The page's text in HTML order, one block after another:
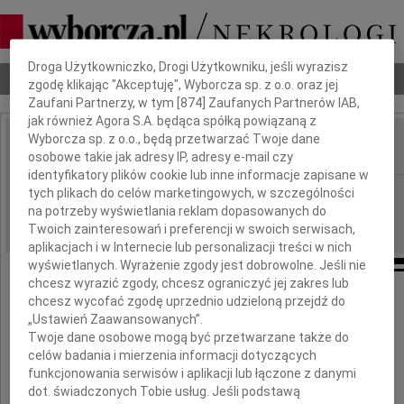
Nekrologi Odeszli Poradnik pogrzebowy
IMIĘ I NAZWISKO:
REGION: Katowice
DATA EMISJI: 28.02.2022
Pani
dr Dorocie Machnik
Zastępcy Dyrektora
Dbamy o Twoją prywatność
Droga Użytkowniczko, Drogi Użytkowniku, jeśli wyrazisz
zgodę klikając "Akceptuję", Wyborcza sp. z o.o. oraz jej
Zaufani Partnerzy, w tym [874 ] Zaufanych Partnerów IAB,
jak również Agora S.A. będąca spółką powiązaną z
Wyborcza sp. z o.o., będą przetwarzać Twoje dane
osobowe takie jak adresy IP, adresy e-mail czy
identyfikatory plików cookie lub inne informacje zapisane w
tych plikach do celów marketingowych, w szczególności
na potrzeby wyświetlania reklam dopasowanych do
Twoich zainteresowań i preferencji w swoich serwisach,
aplikacjach i w Internecie lub personalizacji treści w nich
wyświetlanych. Wyrażenie zgody jest dobrowolne. Jeśli nie
chcesz wyrazić zgody, chcesz ograniczyć jej zakres lub
chcesz wycofać zgodę uprzednio udzieloną przejdź do
„Ustawień Zaawansowanych”.
Twoje dane osobowe mogą być przetwarzane także do
celów badania i mierzenia informacji dotyczących
funkcjonowania serwisów i aplikacji lub łączone z danymi
dot. świadczonych Tobie usług. Jeśli podstawą